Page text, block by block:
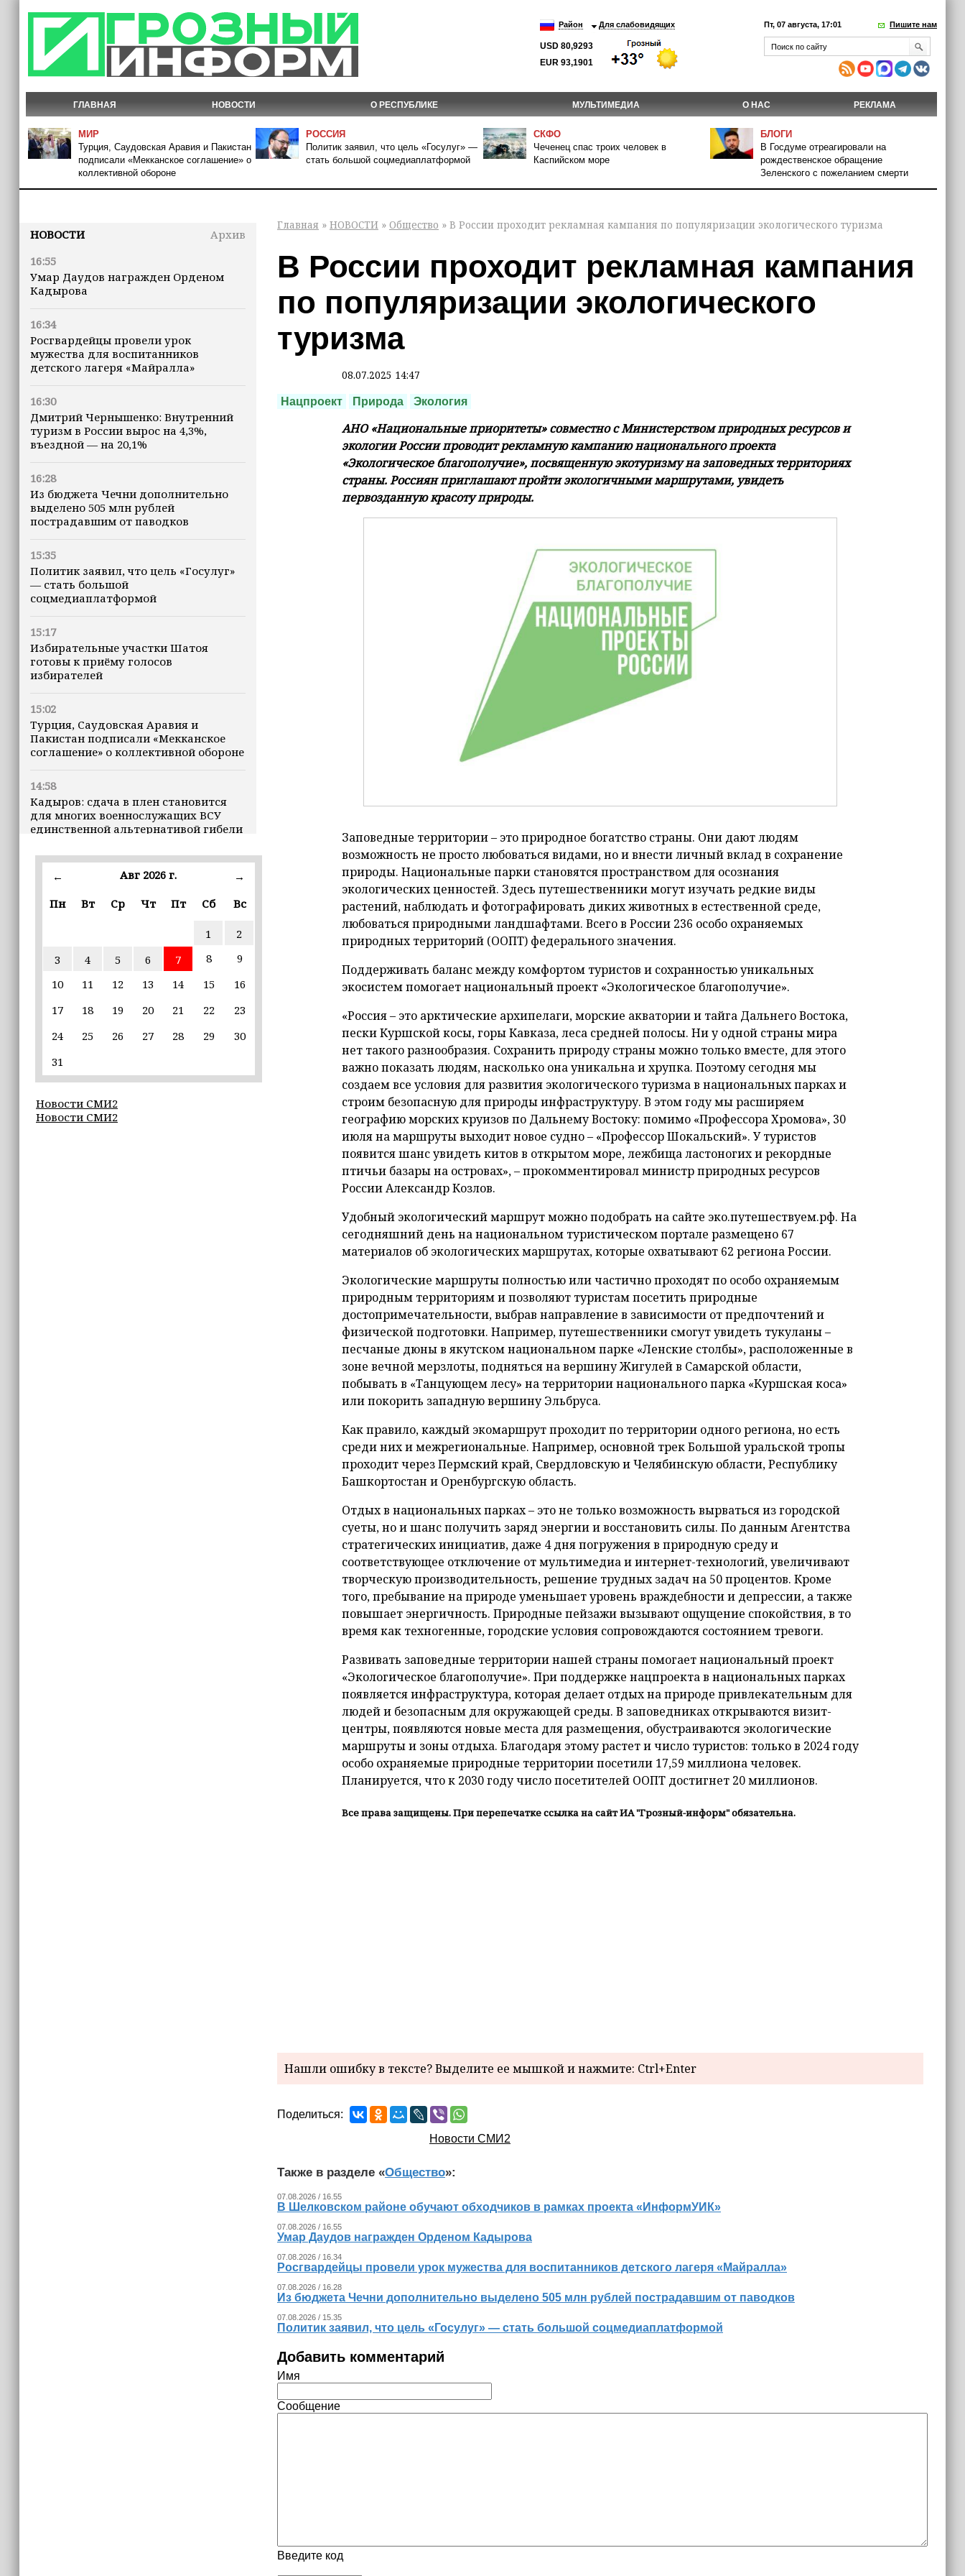
Район Для слабовидящих
USD 80,9293
EUR 93,1901
Пт, 07 августа, 17:01 Пишите нам
ГЛАВНАЯ НОВОСТИ О РЕСПУБЛИКЕ МУЛЬТИМЕДИА О НАС РЕКЛАМА
МИР
Турция, Саудовская Аравия и Пакистан
подписали «Мекканское соглашение» о
коллективной обороне
РОССИЯ
Политик заявил, что цель «Госулуг» —
стать большой соцмедиаплатформой
СКФО
Чеченец спас троих человек в
Каспийском море
БЛОГИ
В Госдуме отреагировали на
рождественское обращение
Зеленского с пожеланием смерти
НОВОСТИ
Архив
16:55
Умар Даудов награжден Орденом
Кадырова
16:34
Росгвардейцы провели урок
мужества для воспитанников
детского лагеря «Майралла»
16:30
Дмитрий Чернышенко: Внутренний
туризм в России вырос на 4,3%,
въездной — на 20,1%
16:28
Из бюджета Чечни дополнительно
выделено 505 млн рублей
пострадавшим от паводков
15:35
Политик заявил, что цель «Госулуг»
— стать большой
соцмедиаплатформой
15:17
Избирательные участки Шатоя
готовы к приёму голосов
избирателей
15:02
Турция, Саудовская Аравия и
Пакистан подписали «Мекканское
соглашение» о коллективной обороне
14:58
Кадыров: сдача в плен становится
для многих военнослужащих ВСУ
единственной альтернативой гибели
14:44
«Нохчийн Пачхьалкхан Къонах»
MAX даст возможность
разработчикам разрабатывать
альтернативные клиенты
12:49
Силы ПВО за неделю сбили более 6500
12:47
складное детское автокресло
← Авг 2026 г.
→
Пн
Вт Ср Чт Пт Сб Вс
1
2
3
4 5 6 7 8
9
10
11 12 13 14 15
16
17
18 19 20 21 22
23
24
25 26 27 28 29
30
31
Новости СМИ2
Новости СМИ2
Главная » НОВОСТИ » Общество » В России проходит рекламная кампания по популяризации экологического туризма
В России проходит рекламная кампания
по популяризации экологического
туризма
08.07.2025 14:47
Нацпроект Природа Экология
АНО «Национальные приоритеты» совместно с Министерством природных ресурсов и
экологии России проводит рекламную кампанию национального проекта
«Экологическое благополучие», посвященную экотуризму на заповедных территориях
страны. Россиян приглашают пройти экологичными маршрутами, увидеть
первозданную красоту природы.
Заповедные территории – это природное богатство страны. Они дают людям
возможность не просто любоваться видами, но и внести личный вклад в сохранение
природы. Национальные парки становятся пространством для осознания
экологических ценностей. Здесь путешественники могут изучать редкие виды
растений, наблюдать и фотографировать диких животных в естественной среде,
любоваться природными ландшафтами. Всего в России 236 особо охраняемых
природных территорий (ООПТ) федерального значения.
Поддерживать баланс между комфортом туристов и сохранностью уникальных
экосистем помогает национальный проект «Экологическое благополучие».
«Россия – это арктические архипелаги, морские акватории и тайга Дальнего Востока,
пески Куршской косы, горы Кавказа, леса средней полосы. Ни у одной страны мира
нет такого разнообразия. Сохранить природу страны можно только вместе, для этого
важно показать людям, насколько она уникальна и хрупка. Поэтому сегодня мы
создаем все условия для развития экологического туризма в национальных парках и
строим безопасную для природы инфраструктуру. В этом году мы расширяем
географию морских круизов по Дальнему Востоку: помимо «Профессора Хромова», 30
июля на маршруты выходит новое судно – «Профессор Шокальский». У туристов
появится шанс увидеть китов в открытом море, лежбища ластоногих и рекордные
птичьи базары на островах», – прокомментировал министр природных ресурсов
России Александр Козлов.
Удобный экологический маршрут можно подобрать на сайте эко.путешествуем.рф. На
сегодняшний день на национальном туристическом портале размещено 67
материалов об экологических маршрутах, которые охватывают 62 региона России.
Экологические маршруты полностью или частично проходят по особо охраняемым
природным территориям и позволяют туристам посетить природные
достопримечательности, выбрав направление в зависимости от предпочтений и
физической подготовки. Например, путешественники смогут увидеть тукуланы –
песчаные дюны в якутском национальном парке «Ленские столбы», расположенные в
зоне вечной мерзлоты, подняться на вершину Жигулей в Самарской области,
побывать в «Танцующем лесу» на территории национального парка «Куршская коса»
или покорить западную вершину Эльбруса.
Как правило, каждый экомаршрут проходит по территории одного региона, но есть
среди них и межрегиональные. Например, основной трек Большой уральской тропы
проходит через Пермский край, Свердловскую и Челябинскую области, Республику
Башкортостан и Оренбургскую область.
Отдых в национальных парках – это не только возможность вырваться из городской
суеты, но и шанс получить заряд энергии и восстановить силы. По данным Агентства
стратегических инициатив, даже 4 дня погружения в природную среду и
соответствующее отключение от мультимедиа и интернет-технологий, увеличивают
творческую производительность, решение трудных задач на 50 процентов. Кроме
того, пребывание на природе уменьшает уровень враждебности и депрессии, а также
повышает энергичность. Природные пейзажи вызывают ощущение спокойствия, в то
время как техногенные, городские условия сопровождаются состоянием тревоги.
Развивать заповедные территории нашей страны помогает национальный проект
«Экологическое благополучие». При поддержке нацпроекта в национальных парках
появляется инфраструктура, которая делает отдых на природе привлекательным для
людей и безопасным для окружающей среды. В заповедниках открываются визит-
центры, появляются новые места для размещения, обустраиваются экологические
маршруты и зоны отдыха. Благодаря этому растет и число туристов: только в 2024 году
особо охраняемые природные территории посетили 17,59 миллиона человек.
Планируется, что к 2030 году число посетителей ООПТ достигнет 20 миллионов.
Все права защищены. При перепечатке ссылка на сайт ИА "Грозный-информ" обязательна.
Нашли ошибку в тексте? Выделите ее мышкой и нажмите: Ctrl+Enter
Поделиться:
Новости СМИ2
Также в разделе «Общество»:
07.08.2026 / 16.55
В Шелковском районе обучают обходчиков в рамках проекта «ИнформУИК»
07.08.2026 / 16.55
Умар Даудов награжден Орденом Кадырова
07.08.2026 / 16.34
Росгвардейцы провели урок мужества для воспитанников детского лагеря «Майралла»
07.08.2026 / 16.28
Из бюджета Чечни дополнительно выделено 505 млн рублей пострадавшим от паводков
07.08.2026 / 15.35
Политик заявил, что цель «Госулуг» — стать большой соцмедиаплатформой
Добавить комментарий
Имя
Сообщение
Введите код